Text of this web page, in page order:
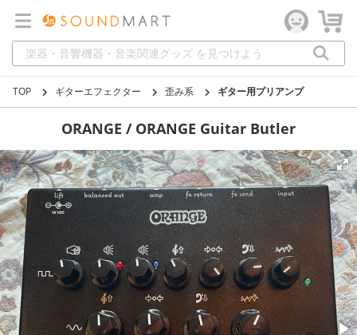
TOP ギターエフェクター 歪み系 ギター用プリアンプ
ORANGE / ORANGE Guitar Butler